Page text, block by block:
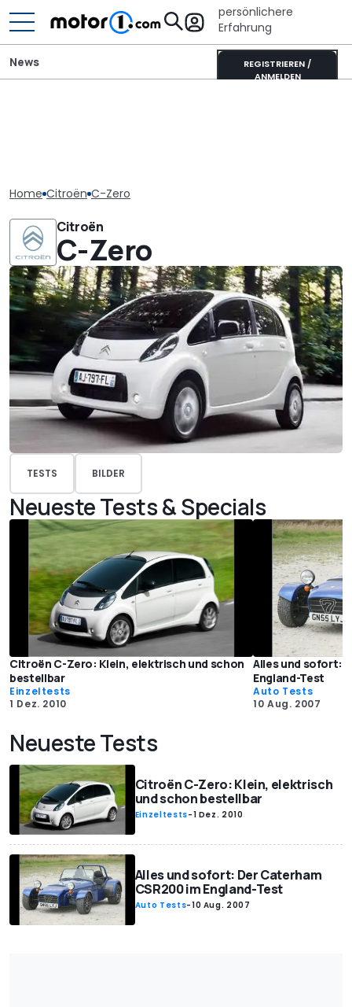
persönlichere
Erfahrung
REGISTRIEREN /
ANMELDEN
News
Home Citroën C-Zero
Citroën
C-Zero
TESTS BILDER
Neueste Tests & Specials
Citroën C-Zero: Klein, elektrisch und schon
bestellbar
Einzeltests
1 Dez. 2010
Alles und sofort:
England-Test
Auto Tests
10 Aug. 2007
Neueste Tests
Citroën C-Zero: Klein, elektrisch
und schon bestellbar
Einzeltests-1 Dez. 2010
Alles und sofort: Der Caterham
CSR200 im England-Test
Auto Tests-10 Aug. 2007